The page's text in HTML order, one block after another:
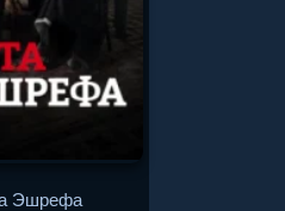
Эшрефа